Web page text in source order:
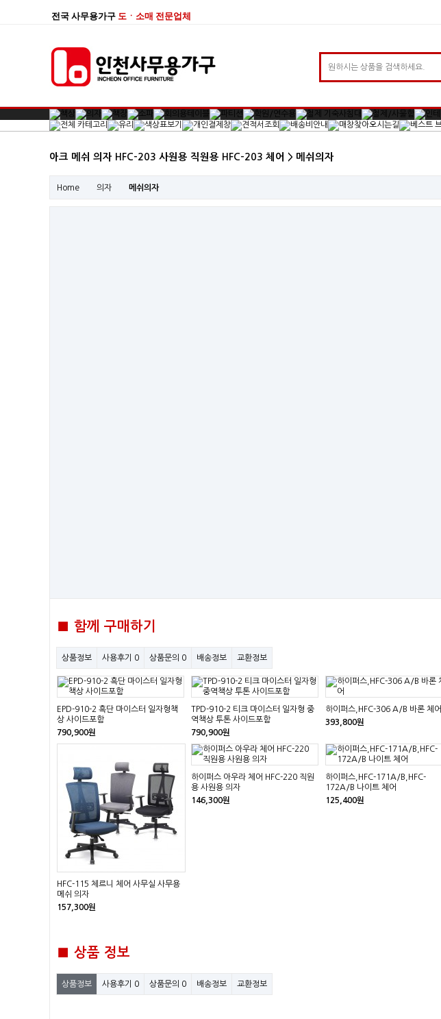
전국 사무용가구 도ㆍ소매 전문업체
아크 메쉬 의자 HFC-203 사원용 직원용 HFC-203 체어 > 메쉬의자
Home 의자 메쉬의자
■ 함께 구매하기
상품정보 사용후기 0 상품문의 0 배송정보 교환정보
EPD-910-2 흑단 마이스터 일자형책
상 사이드포함
790,900원
TPD-910-2 티크 마이스터 일자형 중
역책상 투톤 사이드포함
790,900원
하이퍼스,HFC-306 A/B 바론 체어
393,800원
HFC-115 체르니 체어 사무실 사무용
메쉬 의자
157,300원
하이퍼스 아우라 체어 HFC-220 직원
용 사원용 의자
146,300원
하이퍼스,HFC-171A/B,HFC-
172A/B 나이트 체어
125,400원
■ 상품 정보
상품정보 사용후기 0 상품문의 0 배송정보 교환정보